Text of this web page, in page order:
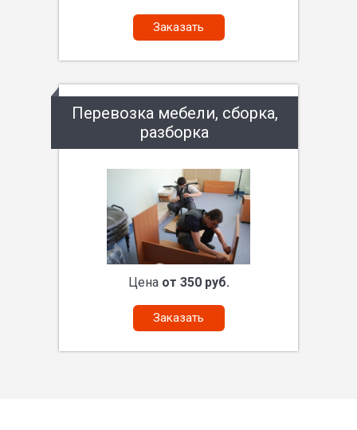
Заказать
Перевозка мебели, сборка,
разборка
Цена от 350 руб.
Заказать